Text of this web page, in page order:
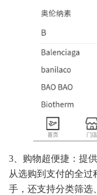
3、购物超便捷：提
从选购到支付的全过
手，还支持分类筛选